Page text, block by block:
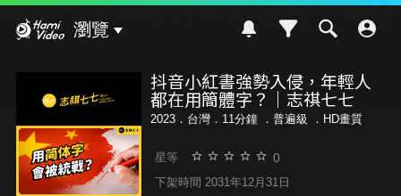
瀏覽
抖音小紅書強勢入侵，年輕人
都在用簡體字？｜志祺七七
2023．台灣．11分鐘 ． 普遍級 ．HD畫質
星等 0
下架時間 2031年12月31日